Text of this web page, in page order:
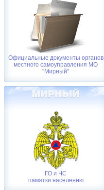
Официальные документы органов
местного самоуправления МО
"Мирный"
ГО и ЧС
памятки населению